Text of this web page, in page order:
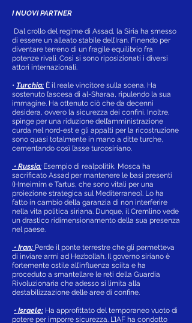
I NUOVI PARTNER
Dal crollo del regime di Assad, la Siria ha smesso
di essere un alleato stabile dell’Iran. Finendo per
diventare terreno di un fragile equilibrio fra
potenze rivali. Così si sono riposizionati i diversi
attori internazionali.
• Turchia: È il reale vincitore sulla scena. Ha
sostenuto l’ascesa di al-Sharaa, ripulendo la sua
immagine. Ha ottenuto ciò che da decenni
desidera, ovvero la sicurezza dei confini. Inoltre,
spinge per una riduzione dell’amministrazione
curda nel nord-est e gli appalti per la ricostruzione
sono quasi totalmente in mano a ditte turche,
cementando così l’asse turcosiriano.
• Russia: Esempio di realpolitik, Mosca ha
sacrificato Assad per mantenere le basi presenti
(Hmeimim e Tartus, che sono vitali per una
proiezione strategica sul Mediterraneo). Lo ha
fatto in cambio della garanzia di non interferire
nella vita politica siriana. Dunque, il Cremlino vede
un drastico ridimensionamento della sua presenza
nel paese.
• Iran: Perde il ponte terrestre che gli permetteva
di inviare armi ad Hezbollah. Il governo siriano è
fortemente ostile all’influenza sciita e ha
proceduto a smantellare le reti della Guardia
Rivoluzionaria che adesso si limita alla
destabilizzazione delle aree di confine.
• Israele: Ha approfittato del temporaneo vuoto di
potere per imporre sicurezza. L’IAF ha condotto